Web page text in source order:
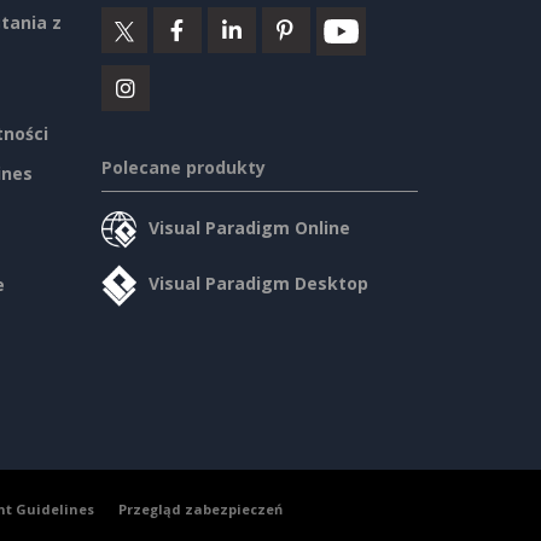
z
Polecane produkty
Visual Paradigm Online
Visual Paradigm Desktop
Guidelines Przegląd zabezpieczeń